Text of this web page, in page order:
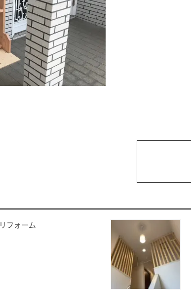
フォーム